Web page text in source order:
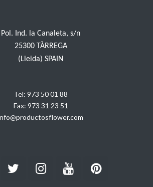
Pol. Ind. la Canaleta, s/n
25300 TÀRREGA
(Lleida) SPAIN
Tel: 973 50 01 88
Fax: 973 31 23 51